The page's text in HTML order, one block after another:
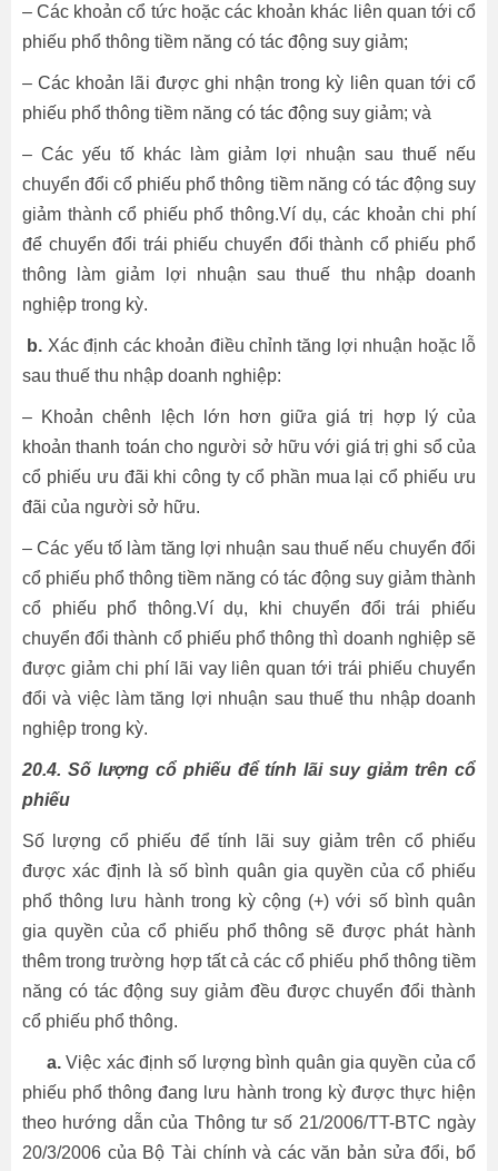
– Các khoản cổ tức hoặc các khoản khác liên quan tới cổ
phiếu phổ thông tiềm năng có tác động suy giảm;
– Các khoản lãi được ghi nhận trong kỳ liên quan tới cổ
phiếu phổ thông tiềm năng có tác động suy giảm; và
– Các yếu tố khác làm giảm lợi nhuận sau thuế nếu
chuyển đổi cổ phiếu phổ thông tiềm năng có tác động suy
giảm thành cổ phiếu phổ thông.Ví dụ, các khoản chi phí
để chuyển đổi trái phiếu chuyển đổi thành cổ phiếu phổ
thông làm giảm lợi nhuận sau thuế thu nhập doanh
nghiệp trong kỳ.
b. Xác định các khoản điều chỉnh tăng lợi nhuận hoặc lỗ
sau thuế thu nhập doanh nghiệp:
– Khoản chênh lệch lớn hơn giữa giá trị hợp lý của
khoản thanh toán cho người sở hữu với giá trị ghi sổ của
cổ phiếu ưu đãi khi công ty cổ phần mua lại cổ phiếu ưu
đãi của người sở hữu.
– Các yếu tố làm tăng lợi nhuận sau thuế nếu chuyển đổi
cổ phiếu phổ thông tiềm năng có tác động suy giảm thành
cổ phiếu phổ thông.Ví dụ, khi chuyển đổi trái phiếu
chuyển đổi thành cổ phiếu phổ thông thì doanh nghiệp sẽ
được giảm chi phí lãi vay liên quan tới trái phiếu chuyển
đổi và việc làm tăng lợi nhuận sau thuế thu nhập doanh
nghiệp trong kỳ.
20.4. Số lượng cổ phiếu để tính lãi suy giảm trên cổ
phiếu
Số lượng cổ phiếu để tính lãi suy giảm trên cổ phiếu
được xác định là số bình quân gia quyền của cổ phiếu
phổ thông lưu hành trong kỳ cộng (+) với số bình quân
gia quyền của cổ phiếu phổ thông sẽ được phát hành
thêm trong trường hợp tất cả các cổ phiếu phổ thông tiềm
năng có tác động suy giảm đều được chuyển đổi thành
cổ phiếu phổ thông.
a.Việc xác định số lượng bình quân gia quyền của cổ
phiếu phổ thông đang lưu hành trong kỳ được thực hiện
theo hướng dẫn của Thông tư số 21/2006/TT-BTC ngày
20/3/2006 của Bộ Tài chính và các văn bản sửa đổi, bổ